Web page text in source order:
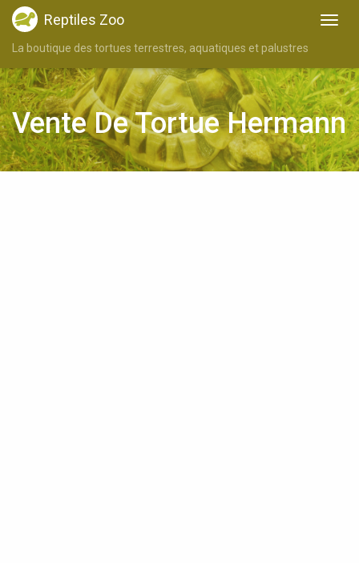
Reptiles Zoo
La boutique des tortues terrestres, aquatiques et palustres
Vente De Tortue Hermann